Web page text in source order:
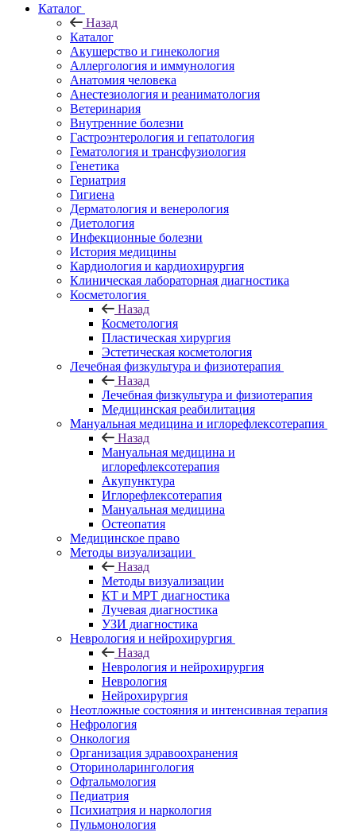
Каталог
Назад
Каталог
Акушерство и гинекология
Аллергология и иммунология
Анатомия человека
Анестезиология и реаниматология
Ветеринария
Внутренние болезни
Гастроэнтерология и гепатология
Гематология и трансфузиология
Генетика
Гериатрия
Гигиена
Дерматология и венерология
Диетология
Инфекционные болезни
История медицины
Кардиология и кардиохирургия
Клиническая лабораторная диагностика
Косметология
Назад
Косметология
Пластическая хирургия
Эстетическая косметология
Лечебная физкультура и физиотерапия
Назад
Лечебная физкультура и физиотерапия
Медицинская реабилитация
Мануальная медицина и иглорефлексотерапия
Назад
Мануальная медицина и
иглорефлексотерапия
Акупунктура
Иглорефлексотерапия
Мануальная медицина
Остеопатия
Медицинское право
Методы визуализации
Назад
Методы визуализации
КТ и МРТ диагностика
Лучевая диагностика
УЗИ диагностика
Неврология и нейрохирургия
Назад
Неврология и нейрохирургия
Неврология
Нейрохирургия
Неотложные состояния и интенсивная терапия
Нефрология
Онкология
Организация здравоохранения
Оториноларингология
Офтальмология
Педиатрия
Психиатрия и наркология
Пульмонология